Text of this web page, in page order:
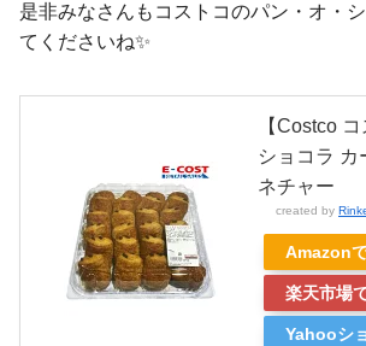
是非みなさんもコストコのパン・オ・
てくださいね✨
【Costco
ショコラ カ
ネチャー
created by
Amazon
楽天市場
Yahooシ